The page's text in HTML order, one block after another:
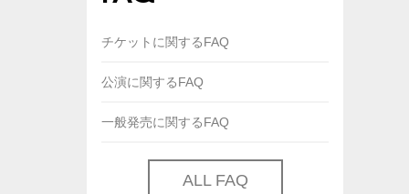
チケットに関するFAQ
公演に関するFAQ
一般発売に関するFAQ
ALL FAQ